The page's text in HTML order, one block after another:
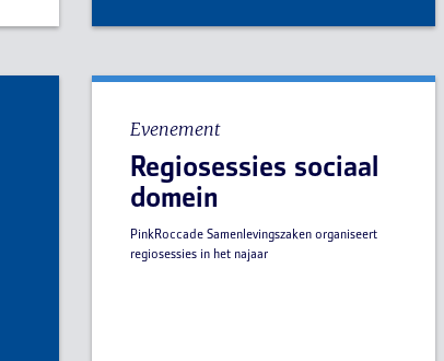
Evenement
Regiosessies sociaal
domein
PinkRoccade Samenlevingszaken organiseert
regiosessies in het najaar